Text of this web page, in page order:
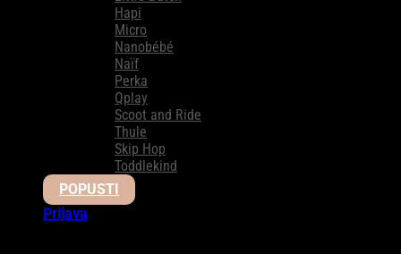
Hapi
Micro
Nanobébé
Naïf
Perka
Qplay
Scoot and Ride
Thule
Skip Hop
Toddlekind
POPUSTI
Prijava